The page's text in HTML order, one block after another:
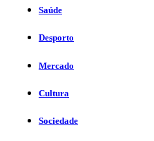
Saúde
Desporto
Mercado
Cultura
Sociedade